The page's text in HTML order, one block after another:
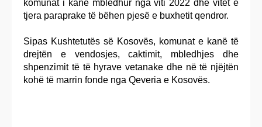
komunat i kanë mbledhur nga viti 2022 dhe vitet e
tjera paraprake të bëhen pjesë e buxhetit qendror.
Sipas Kushtetutës së Kosovës, komunat e kanë të
drejtën e vendosjes, caktimit, mbledhjes dhe
shpenzimit të të hyrave vetanake dhe në të njëjtën
kohë të marrin fonde nga Qeveria e Kosovës.